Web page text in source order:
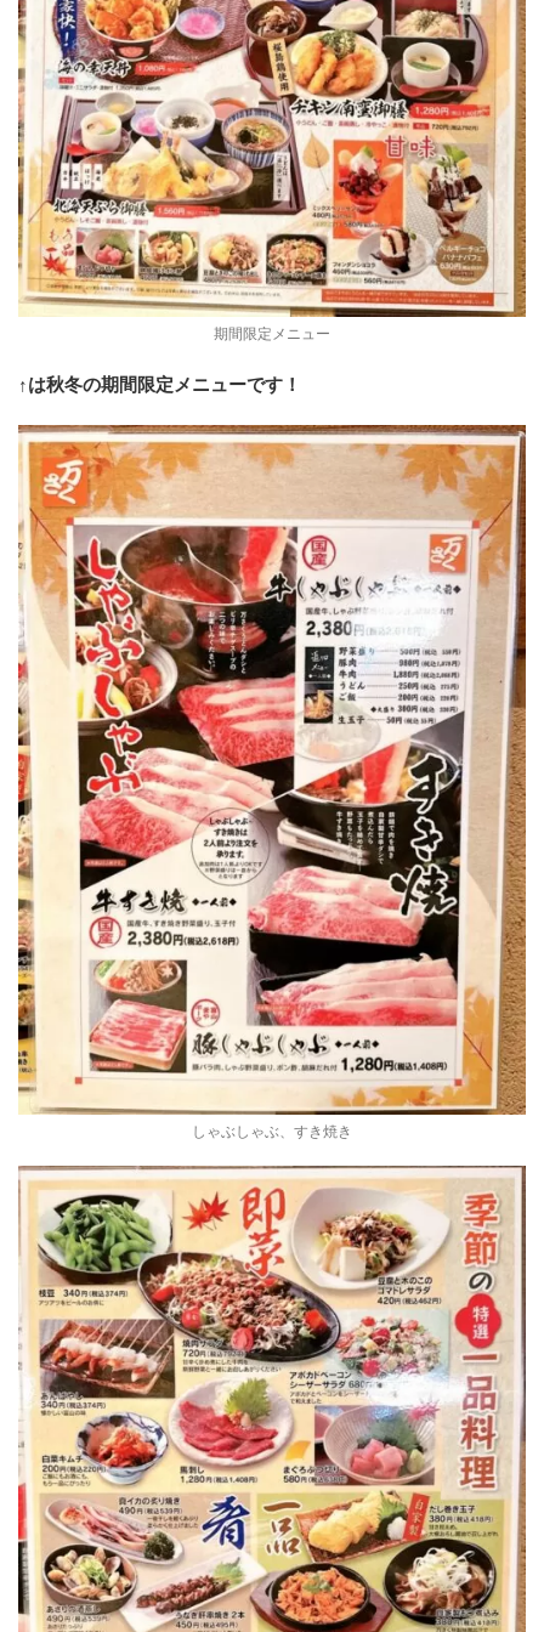
期間限定メニュー
↑は秋冬の期間限定メニューです！
しゃぶしゃぶ、すき焼き